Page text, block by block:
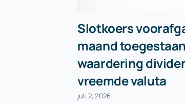
Slotkoers
maand
waardering
vreemde valuta
juli 2, 2026